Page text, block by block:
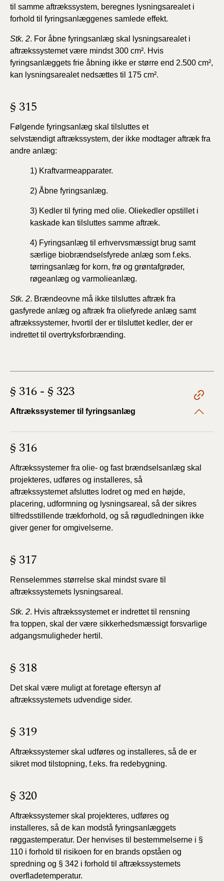
til samme aftrækssystem, beregnes lysningsarealet i
forhold til fyringsanlæggenes samlede effekt.
Stk. 2. For åbne fyringsanlæg skal lysningsarealet i
aftrækssystemetvære mindst 300 cm². Hvis
fyringsanlæggets frie åbning ikke er større end 2.500 cm²,
kan lysningsarealet nedsættes til 175 cm².
§ 315
Følgende fyringsanlæg skal tilsluttes et
selvstændigtaftrækssystem, der ikke modtager aftræk fra
andre anlæg:
1) Kraftvarmeapparater.
2) Åbne fyringsanlæg.
3) Kedler til fyring med olie. Oliekedler opstillet i
kaskade kan tilsluttes samme aftræk.
4) Fyringsanlæg til erhvervsmæssigt brug samt
særlige biobrændselsfyrede anlæg som f.eks.
tørringsanlæg for korn, frø og grøntafgrøder,
røgeanlæg og varmolieanlæg.
Stk. 2. Brændeovne må ikke tilsluttes aftræk fra
gasfyrede anlæg og aftræk fra oliefyrede anlæg samt
aftrækssystemer, hvortil der er tilsluttet kedler, der er
indrettet til overtryksforbrænding.
§ 316 - § 323
Aftrækssystemer til fyringsanlæg
§ 316
Aftrækssystemer fra olie- og fast brændselsanlæg skal
projekteres, udføres og installeres, så
aftrækssystemetafsluttes lodret og med en højde,
placering, udformning og lysningsareal, så der sikres
tilfredsstillende trækforhold, og så røgudledningen ikke
giver gener for omgivelserne.
§ 317
Renselemmes størrelse skal mindst svare til
aftrækssystemets lysningsareal.
Stk. 2. Hvis aftrækssystemet er indrettet til rensning
fra toppen, skal der være sikkerhedsmæssigt forsvarlige
adgangsmuligheder hertil.
§ 318
Det skal være muligt at foretage eftersyn af
aftrækssystemets udvendige sider.
§ 319
Aftrækssystemer skal udføres og installeres, så de er
sikret mod tilstopning, f.eks. fra redebygning.
§ 320
Aftrækssystemer skal projekteres, udføres og
installeres, så de kan modstå fyringsanlæggets
røggastemperatur. Der henvises til bestemmelserne i §
110 i forhold til risikoen for en brands opståen og
spredning og § 342 i forhold til aftrækssystemets
overfladetemperatur.